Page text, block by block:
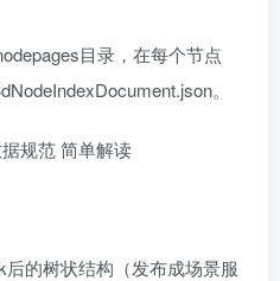
目录，在每个节点
。
的树状结构（发布成场景服